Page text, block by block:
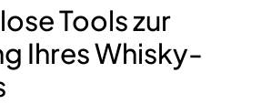
Tools zur
Ihres Whisky-